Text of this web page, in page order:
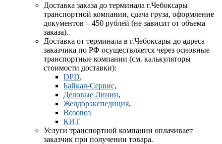
Доставка заказа до терминала г.Чебоксары
транспортной компании, сдача груза, оформление
документов – 450 рублей (не зависит от объема
заказа).
Доставка от терминала в г.Чебоксары до адреса
заказчика по РФ осуществляется через основные
транспортные компании (см. калькуляторы
стоимости доставки):
DPD,
Байкал-Сервис,
Деловые Линии,
Желдорэкспедиция,
Возовоз
КИТ
Услуги транспортной компании оплачивает
заказчик при получении товара.